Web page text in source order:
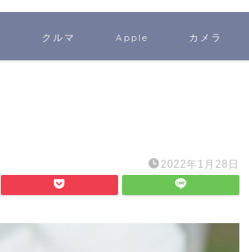
クルマ Apple カメラ
2022年1月28日